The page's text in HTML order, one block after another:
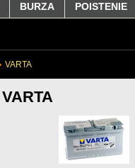
BURZA POISTENIE
VARTA
VARTA